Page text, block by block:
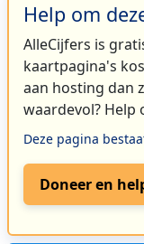
Help om
AlleCijfers is
kaartpagina's
aan hosting dan
waardevol? Help
Deze pagina
Doneer en